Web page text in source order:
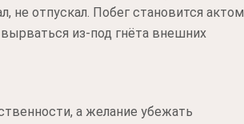
не отпускал. Побег становится актом
из-под гнёта внешних
а желание убежать